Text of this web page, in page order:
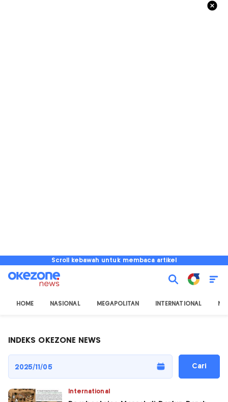
Scroll kebawah untuk membaca artikel
HOME NASIONAL MEGAPOLITAN INTERNATIONAL
INDEKS OKEZONE NEWS
Cari
International